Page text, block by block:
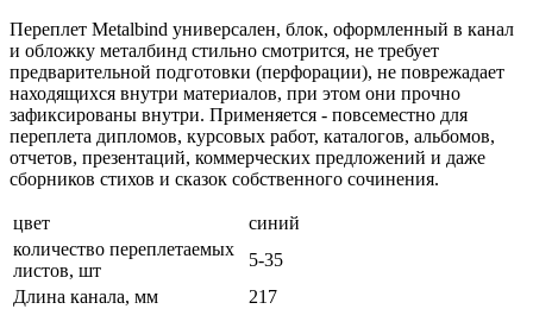
Переплет Metalbind универсален, блок, оформленный в канал
и обложку металбинд стильно смотрится, не требует
предварительной подготовки (перфорации), не поврежадает
находящихся внутри материалов, при этом они прочно
зафиксированы внутри. Применяется - повсеместно для
переплета дипломов, курсовых работ, каталогов, альбомов,
отчетов, презентаций, коммерческих предложений и даже
сборников стихов и сказок собственного сочинения.
цвет
синий
количество переплетаемых
листов, шт
5-35
Длина канала, мм
217